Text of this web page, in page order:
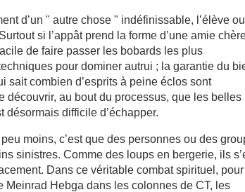
d’un " autre chose " indéfinissable, l’élève ou
si l’appât prend la forme d’une amie
de faire passer les bobards les plus
pour dominer autrui ; la garantie du
sait combien d’esprits à peine éclos sont
au bout du processus, que les belles
difficile d’échapper.
moins, c’est que des personnes ou des
sinistres. Comme des loups en bergerie, ils
Dans ce véritable combat spirituel, pour
Hebga dans les colonnes de CT, les